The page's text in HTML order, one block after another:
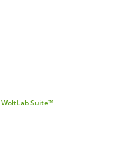
WoltLab Suite™